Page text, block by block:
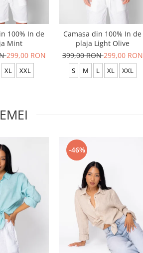
100% In de
Mint
299,00 RON
XL XXL
Camasa din 100% In de
plaja Light Olive
399,00 RON299,00 RON
S M L XL XXL
-46%